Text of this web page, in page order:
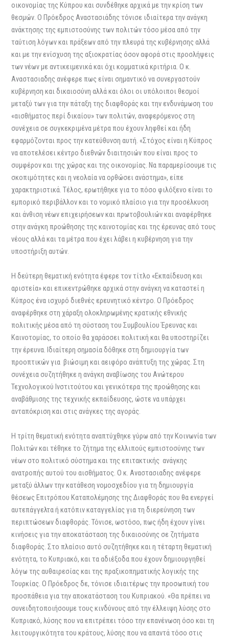
οικονομίας της Κύπρου και συνδέθηκε αρχικά με την κρίση των
θεσμών. Ο Πρόεδρος Αναστασιάδης τόνισε ιδιαίτερα την ανάγκη
ανάκτησης της εμπιστοσύνης των πολιτών τόσο μέσα από την
ταύτιση λόγων και πράξεων από την πλευρά της κυβέρνησης αλλά
και με την ενίσχυση της αξιοκρατίας όσον αφορά στις προσλήψεις
των νέων με αντικειμενικά και όχι κομματικά κριτήρια. Ο κ.
Αναστασιαδης ανέφερε πως είναι σημαντικό να συνεργαστούν
κυβέρνηση και δικαιοσύνη αλλά και όλοι οι υπόλοιποι θεσμοί
μεταξύ των για την πάταξη της διαφθοράς και την ενδυνάμωση του
«αισθήματος περί δικαίου» των πολιτών, αναφερόμενος στη
συνέχεια σε συγκεκριμένα μέτρα που έχουν ληφθεί και ήδη
εφαρμόζονται προς την κατεύθυνση αυτή. «Στόχος είναι η Κύπρος
να αποτελέσει κέντρο διεθνών διαιτησιών που είναι προς το
συμφέρον και της χώρας και της οικονομίας. Να παραμερίσουμε τις
σκοπιμότητες και η νεολαία να ορθώσει ανάστημα», είπε
χαρακτηριστικά. Τέλος, ερωτήθηκε για το πόσο φιλόξενο είναι το
εμπορικό περιβάλλον και το νομικό πλαίσιο για την προσέλκυση
και άνθιση νέων επιχειρήσεων και πρωτοβουλιών και αναφέρθηκε
στην ανάγκη προώθησης της καινοτομίας και της έρευνας από τους
νέους αλλά και τα μέτρα που έχει λάβει η κυβέρνηση για την
υποστήριξη αυτών.
Η δεύτερη θεματική ενότητα έφερε τον τίτλο «Εκπαίδευση και
αριστεία» και επικεντρώθηκε αρχικά στην ανάγκη να καταστεί η
Κύπρος ένα ισχυρό διεθνές ερευνητικό κέντρο. Ο Πρόεδρος
αναφέρθηκε στη χάραξη ολοκληρωμένης κρατικής εθνικής
πολιτικής μέσα από τη σύσταση του Συμβουλίου Έρευνας και
Καινοτομίας, το οποίο θα χαράσσει πολιτική και θα υποστηρίζει
την έρευνα. Ιδιαίτερη σημασία δόθηκε στη δημιουργία των
προοπτικών για βιώσιμη και αειφόρο ανάπτυξη της χώρας. Στη
συνέχεια συζητήθηκε η ανάγκη αναβίωσης του Ανώτερου
Τεχνολογικού Ινστιτούτου και γενικότερα της προώθησης και
αναβάθμισης της τεχνικής εκπαίδευσης, ώστε να υπάρχει
ανταπόκριση και στις ανάγκες της αγοράς.
Η τρίτη θεματική ενότητα αναπτύχθηκε γύρω από την Κοινωνία των
Πολιτών και τέθηκε το ζήτημα της ελλιπούς εμπιστοσύνης των
νέων στο πολιτικό σύστημα και της επιτακτικής ανάγκης
ανατροπής αυτού του αισθήματος. Ο κ. Αναστασιαδης ανέφερε
μεταξύ άλλων την κατάθεση νομοσχεδίου για τη δημιουργία
θέσεως Επιτρόπου Καταπολέμησης της Διαφθοράς που θα ενεργεί
αυτεπάγγελτα ή κατόπιν καταγγελίας για τη διερεύνηση των
περιπτώσεων διαφθοράς. Τόνισε, ωστόσο, πως ήδη έχουν γίνει
κινήσεις για την αποκατάσταση της δικαιοσύνης σε ζητήματα
διαφθοράς. Στο πλαίσιο αυτό συζητήθηκε και η τέταρτη θεματική
ενότητα, το Κυπριακό, και τα αδιέξοδα που έχουν δημιουργηθεί
λόγω της αυθαιρεσίας και της πραξικοπηματικής λογικής της
Τουρκίας. Ο Πρόεδρος δε, τόνισε ιδιαιτέρως την προσωπική του
προσπάθεια για την αποκατάσταση του Κυπριακού. «Θα πρέπει να
συνειδητοποιήσουμε τους κινδύνους από την έλλειψη λύσης στο
Κυπριακό, λύσης που να επιτρέπει τόσο την επανένωση όσο και τη
λειτουργικότητα του κράτους, λύσης που να απαντά τόσο στις